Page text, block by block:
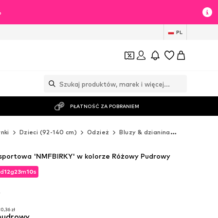
PL
PŁATNOŚĆ ZA POBRANIEM
Dzieci (92-140 cm) Odzież Bluzy & dzianina
d12g23m08s
zł
d12g23m08s
'NMFBIRKY' w kolorze Różowy Pudrowy